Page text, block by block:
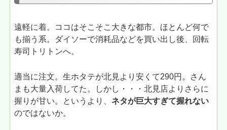
遠軽に着。ココはそこそこ大きな都市。ほとんど何で
も揃う系。ダイソーで消耗品などを買い出し後、回転
寿司トリトンへ。
適当に注文。生ホタテが北見より安くて290円。さん
まも大量入荷してた。しかし・・・北見店よりさらに
握りが甘い。というより、ネタが巨大すぎて握れない
のではないか。